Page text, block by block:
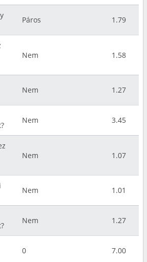
Páros 1.79
Nem 1.58
Nem 1.27
Nem 3.45
Nem 1.07
Nem 1.01
Nem 1.27
0 7.00